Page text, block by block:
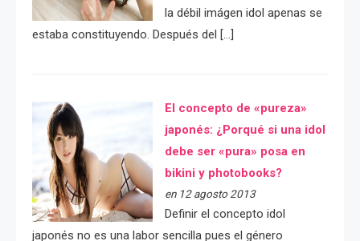
la débil imágen idol apenas se
estaba constituyendo. Después del […]
El concepto de «pureza»
japonés: ¿Porqué si una idol
debe ser «pura» posa en
bikini y photobooks?
en 12 agosto 2013
Definir el concepto idol
japonés no es una labor sencilla pues el género